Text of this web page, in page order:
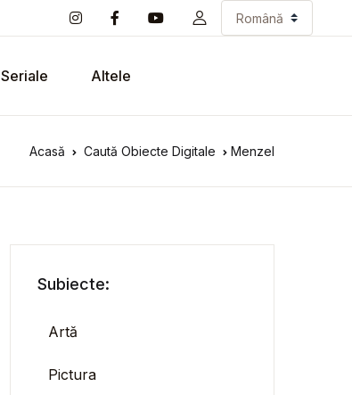
Seriale Altele
Acasă Caută Obiecte Digitale Menzel
Subiecte:
Artă
Pictura